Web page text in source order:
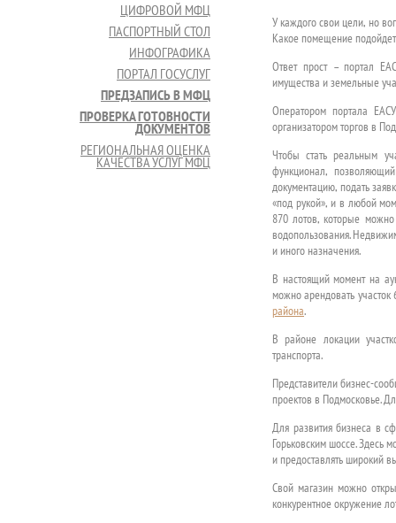
ЦИФРОВОЙ МФЦ
ПАСПОРТНЫЙ СТОЛ
ИНФОГРАФИКА
ПОРТАЛ ГОСУСЛУГ
ПРЕДЗАПИСЬ В МФЦ
ПРОВЕРКА ГОТОВНОСТИ
ДОКУМЕНТОВ
РЕГИОНАЛЬНАЯ ОЦЕНКА
КАЧЕСТВА УСЛУГ МФЦ
У каждого свои цели, но
Какое помещение подойдет
Ответ прост – портал
имущества и земельные
Оператором портала
организатором торгов в
Чтобы стать реальным
функционал,
документацию, подать
«под рукой», и в любой
870 лотов, которые
водопользования.
и иного назначения.
В настоящий момент на
можно арендовать
района.
В районе локации
транспорта.
Представители бизнес-
проектов в Подмосковье.
Для развития бизнеса в
Горьковским шоссе. Здесь
и предоставлять широкий
Свой магазин можно
конкурентное окружение